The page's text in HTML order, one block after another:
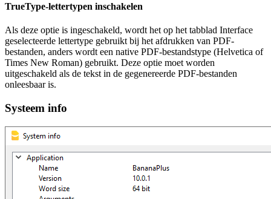
TrueType-lettertypen inschakelen
Als deze optie is ingeschakeld, wordt het op het tabblad Interface
geselecteerde lettertype gebruikt bij het afdrukken van PDF-
bestanden, anders wordt een native PDF-bestandstype (Helvetica of
Times New Roman) gebruikt. Deze optie moet worden
uitgeschakeld als de tekst in de gegenereerde PDF-bestanden
onleesbaar is.
Systeem info